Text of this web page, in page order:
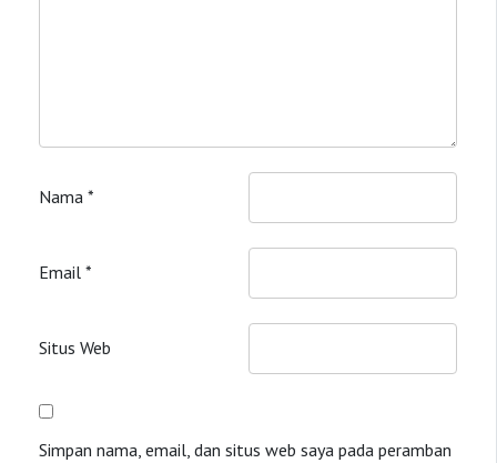
Nama *
Email *
Situs Web
Simpan nama, email, dan situs web saya pada peramban